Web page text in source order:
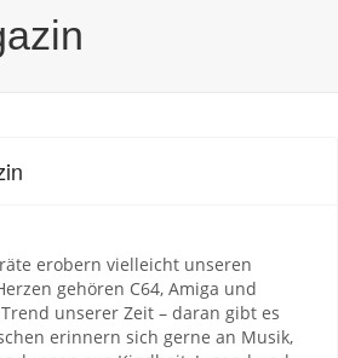
erobern vielleicht unseren
gehören C64, Amiga und
unserer Zeit – daran gibt es
erinnern sich gerne an Musik,